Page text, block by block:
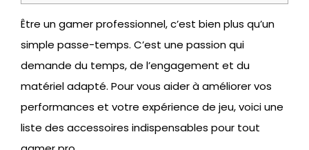
Être un gamer professionnel, c’est bien plus qu’un
simple passe-temps. C’est une passion qui
demande du temps, de l’engagement et du
matériel adapté. Pour vous aider à améliorer vos
performances et votre expérience de jeu, voici une
liste des accessoires indispensables pour tout